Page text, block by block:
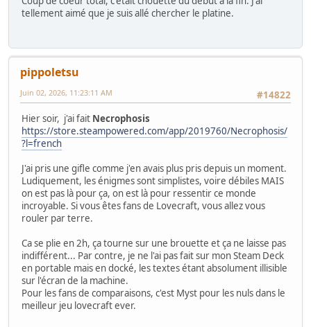
tellement aimé que je suis allé chercher le platine.
pippoletsu
#14822
Juin 02, 2026, 11:23:11 AM
Hier soir, j'ai fait Necrophosis
https://store.steampowered.com/app/2019760/Necrophosis/
?l=french
J'ai pris une gifle comme j'en avais plus pris depuis un moment.
Ludiquement, les énigmes sont simplistes, voire débiles MAIS
on est pas là pour ça, on est là pour ressentir ce monde
incroyable. Si vous êtes fans de Lovecraft, vous allez vous
rouler par terre.
Ca se plie en 2h, ça tourne sur une brouette et ça ne laisse pas
indifférent... Par contre, je ne l'ai pas fait sur mon Steam Deck
en portable mais en docké, les textes étant absolument illisible
sur l'écran de la machine.
Pour les fans de comparaisons, c'est Myst pour les nuls dans le
meilleur jeu lovecraft ever.